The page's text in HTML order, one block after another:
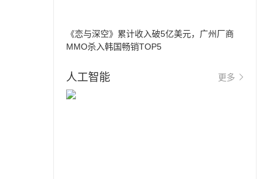
《恋与深空》累计收入破5亿美元，广州厂商
MMO杀入韩国畅销TOP5
人工智能 更多